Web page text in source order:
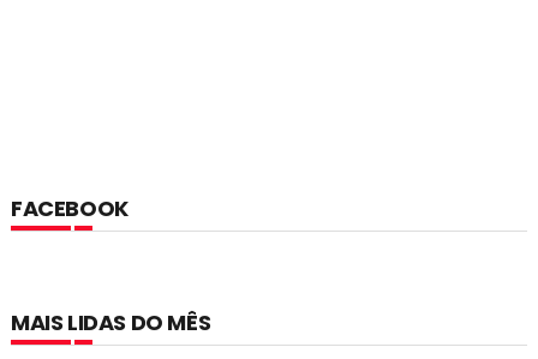
FACEBOOK
MAIS LIDAS DO MÊS